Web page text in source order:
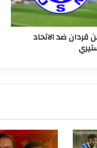
قردان ضد الاتحاد